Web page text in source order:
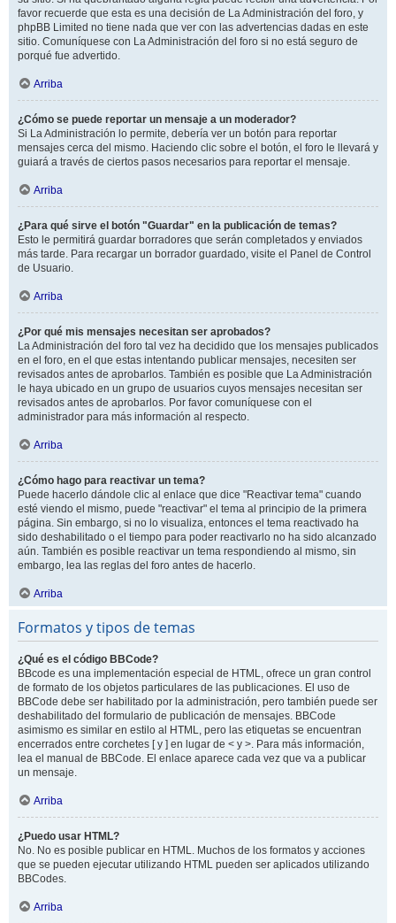
favor recuerde que esta es una decisión de La Administración del foro, y
phpBB Limited no tiene nada que ver con las advertencias dadas en este
sitio. Comuníquese con La Administración del foro si no está seguro de
porqué fue advertido.
Arriba
¿Cómo se puede reportar un mensaje a un moderador?
Si La Administración lo permite, debería ver un botón para reportar
mensajes cerca del mismo. Haciendo clic sobre el botón, el foro le llevará y
guiará a través de ciertos pasos necesarios para reportar el mensaje.
Arriba
¿Para qué sirve el botón "Guardar" en la publicación de temas?
Esto le permitirá guardar borradores que serán completados y enviados
más tarde. Para recargar un borrador guardado, visite el Panel de Control
de Usuario.
Arriba
¿Por qué mis mensajes necesitan ser aprobados?
La Administración del foro tal vez ha decidido que los mensajes publicados
en el foro, en el que estas intentando publicar mensajes, necesiten ser
revisados antes de aprobarlos. También es posible que La Administración
le haya ubicado en un grupo de usuarios cuyos mensajes necesitan ser
revisados antes de aprobarlos. Por favor comuníquese con el
administrador para más información al respecto.
Arriba
¿Cómo hago para reactivar un tema?
Puede hacerlo dándole clic al enlace que dice "Reactivar tema" cuando
esté viendo el mismo, puede "reactivar" el tema al principio de la primera
página. Sin embargo, si no lo visualiza, entonces el tema reactivado ha
sido deshabilitado o el tiempo para poder reactivarlo no ha sido alcanzado
aún. También es posible reactivar un tema respondiendo al mismo, sin
embargo, lea las reglas del foro antes de hacerlo.
Arriba
Formatos y tipos de temas
¿Qué es el código BBCode?
BBcode es una implementación especial de HTML, ofrece un gran control
de formato de los objetos particulares de las publicaciones. El uso de
BBCode debe ser habilitado por la administración, pero también puede ser
deshabilitado del formulario de publicación de mensajes. BBCode
asimismo es similar en estilo al HTML, pero las etiquetas se encuentran
encerrados entre corchetes [ y ] en lugar de < y >. Para más información,
lea el manual de BBCode. El enlace aparece cada vez que va a publicar
un mensaje.
Arriba
¿Puedo usar HTML?
No. No es posible publicar en HTML. Muchos de los formatos y acciones
que se pueden ejecutar utilizando HTML pueden ser aplicados utilizando
BBCodes.
Arriba